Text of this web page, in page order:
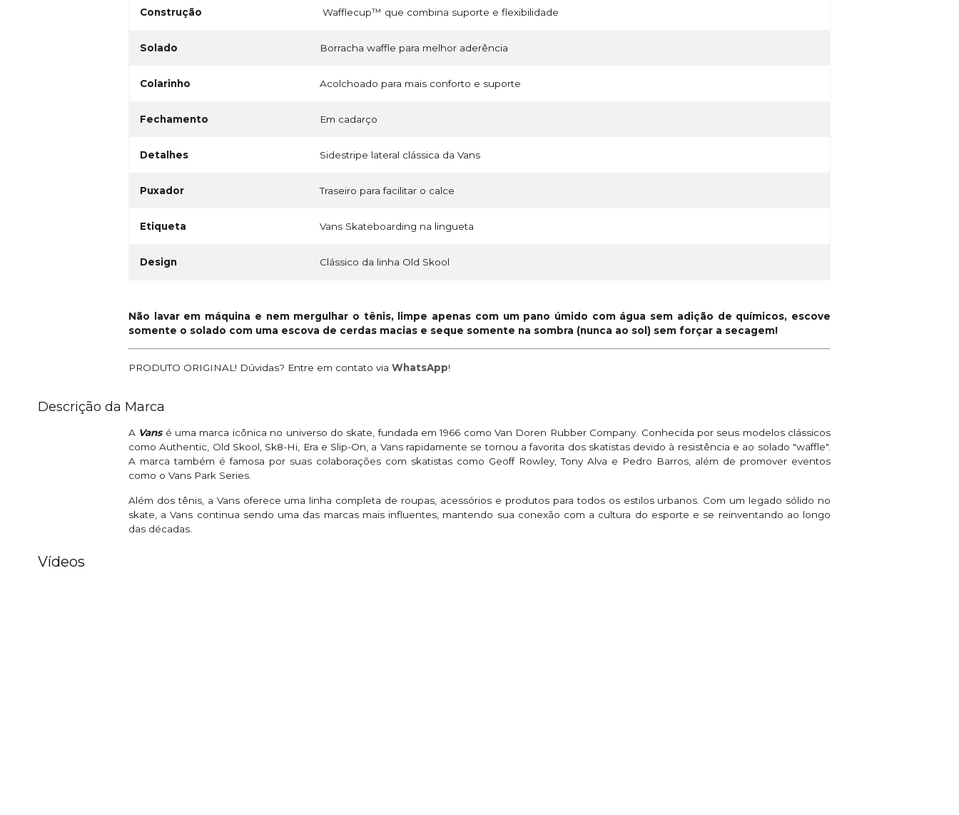
Construção Wafflecup™ que combina suporte e flexibilidade
Solado Borracha waffle para melhor aderência
Colarinho Acolchoado para mais conforto e suporte
Fechamento Em cadarço
Detalhes Sidestripe lateral clássica da Vans
Puxador Traseiro para facilitar o calce
Etiqueta Vans Skateboarding na lingueta
Design Clássico da linha Old Skool
Não lavar em máquina e nem mergulhar o tênis, limpe apenas com um pano úmido com água sem adição de químicos, escove
somente o solado com uma escova de cerdas macias e seque somente na sombra (nunca ao sol) sem forçar a secagem!
PRODUTO ORIGINAL! Dúvidas? Entre em contato via WhatsApp!
Descrição da Marca
A Vansé uma marca icônica no universo do skate, fundada em 1966 como Van Doren Rubber Company. Conhecida por seus modelos clássicos
como Authentic, Old Skool, Sk8-Hi, Era e Slip-On, a Vans rapidamente se tornou a favorita dos skatistas devido à resistência e ao solado "waffle".
A marca também é famosa por suas colaborações com skatistas como Geoff Rowley, Tony Alva e Pedro Barros, além de promover eventos
como o Vans Park Series.
Além dos tênis, a Vans oferece uma linha completa de roupas, acessórios e produtos para todos os estilos urbanos. Com um legado sólido no
skate, a Vans continua sendo uma das marcas mais influentes, mantendo sua conexão com a cultura do esporte e se reinventando ao longo
das décadas.
Vídeos